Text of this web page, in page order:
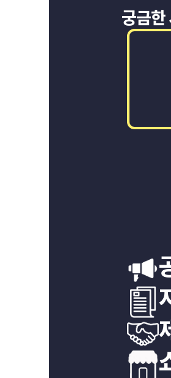
궁금한